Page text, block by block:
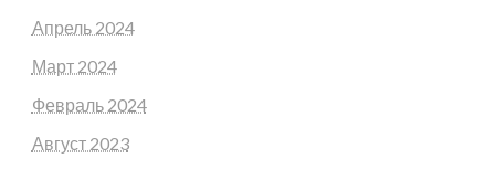
Апрель 2024
Март 2024
Февраль 2024
Август 2023